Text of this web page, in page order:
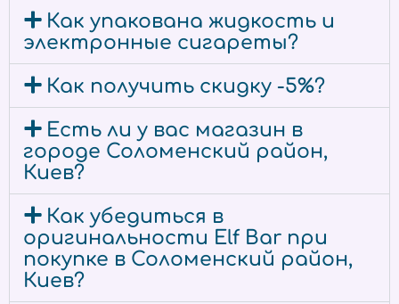
Как упакована жидкость и
электронные сигареты?
Как получить скидку -5%?
Есть ли у вас магазин в
городе Соломенский район,
Киев?
Как убедиться в
оригинальности Elf Bar при
покупке в Соломенский район,
Киев?